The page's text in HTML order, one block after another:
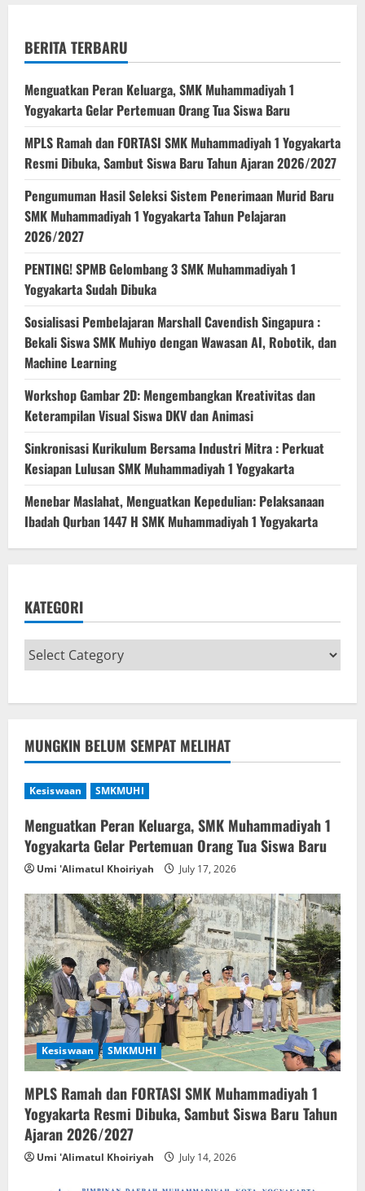
BERITA TERBARU
Menguatkan Peran Keluarga, SMK Muhammadiyah 1
Yogyakarta Gelar Pertemuan Orang Tua Siswa Baru
MPLS Ramah dan FORTASI SMK Muhammadiyah 1 Yogyakarta
Resmi Dibuka, Sambut Siswa Baru Tahun Ajaran 2026/2027
Pengumuman Hasil Seleksi Sistem Penerimaan Murid Baru
SMK Muhammadiyah 1 Yogyakarta Tahun Pelajaran
2026/2027
PENTING! SPMB Gelombang 3 SMK Muhammadiyah 1
Yogyakarta Sudah Dibuka
Sosialisasi Pembelajaran Marshall Cavendish Singapura :
Bekali Siswa SMK Muhiyo dengan Wawasan AI, Robotik, dan
Machine Learning
Workshop Gambar 2D: Mengembangkan Kreativitas dan
Keterampilan Visual Siswa DKV dan Animasi
Sinkronisasi Kurikulum Bersama Industri Mitra : Perkuat
Kesiapan Lulusan SMK Muhammadiyah 1 Yogyakarta
Menebar Maslahat, Menguatkan Kepedulian: Pelaksanaan
Ibadah Qurban 1447 H SMK Muhammadiyah 1 Yogyakarta
KATEGORI
MUNGKIN BELUM SEMPAT MELIHAT
Kesiswaan SMKMUHI
Menguatkan Peran Keluarga, SMK Muhammadiyah 1
Yogyakarta Gelar Pertemuan Orang Tua Siswa Baru
Umi 'Alimatul Khoiriyah July 17, 2026
Kesiswaan SMKMUHI
MPLS Ramah dan FORTASI SMK Muhammadiyah 1
Yogyakarta Resmi Dibuka, Sambut Siswa Baru Tahun
Ajaran 2026/2027
Umi 'Alimatul Khoiriyah July 14, 2026